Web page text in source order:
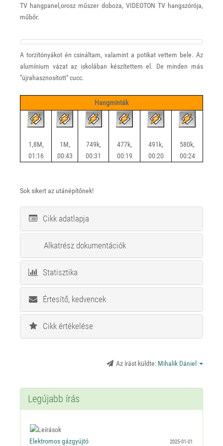
TV hangpanel,orosz műszer doboza, VIDEOTON TV hangszórója,
műbőr.
A torzítónyákot én csináltam, valamint a potikat vettem bele. Az
alumínium vázat az iskolában készítettem el. De minden más
"újrahasznosított" cucc.
Hangminták
1,8M,
01:16
1M,
00:43
749k,
00:31
477k,
00:19
491k,
00:20
580k,
00:24
Sok sikert az utánépítőnek!
Cikk adatlapja
Alkatrész dokumentációk
Statisztika
Értesítő, kedvencek
Cikk értékelése
Az írást küldte: Mihalik Dániel
Legújabb írás
2025-01-01